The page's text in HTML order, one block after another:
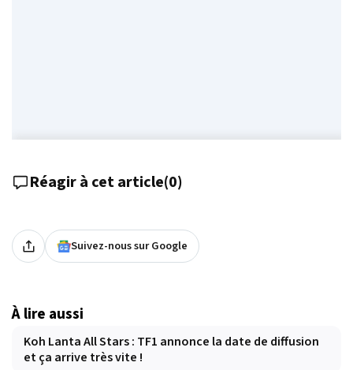
Réagir à cet article(0)
Suivez-nous sur Google
À lire aussi
Koh Lanta All Stars : TF1 annonce la date de diffusion
et ça arrive très vite !